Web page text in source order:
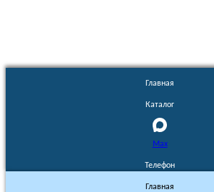
Главная
Каталог
Max
Телефон
Главная